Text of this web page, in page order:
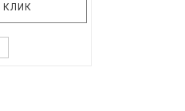
КЛИК